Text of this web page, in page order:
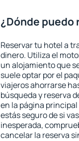
¿Dónde puedo
Reservar tu hotel a
dinero. Utiliza el
un alojamiento que
suele optar por el
viajeros ahorrarse
búsqueda y reserva
en la página principal
estás seguro de si
inesperada,
cancelar la reserva